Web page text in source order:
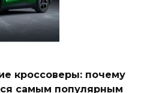
кроссоверы: почему
самым популярным